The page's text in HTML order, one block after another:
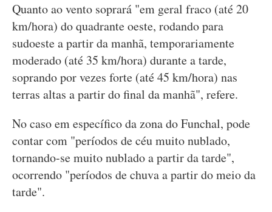
Quanto ao vento soprará "em geral fraco (até 20
km/hora) do quadrante oeste, rodando para
sudoeste a partir da manhã, temporariamente
moderado (até 35 km/hora) durante a tarde,
soprando por vezes forte (até 45 km/hora) nas
terras altas a partir do final da manhã", refere.
No caso em específico da zona do Funchal, pode
contar com "períodos de céu muito nublado,
tornando-se muito nublado a partir da tarde",
ocorrendo "períodos de chuva a partir do meio da
tarde".